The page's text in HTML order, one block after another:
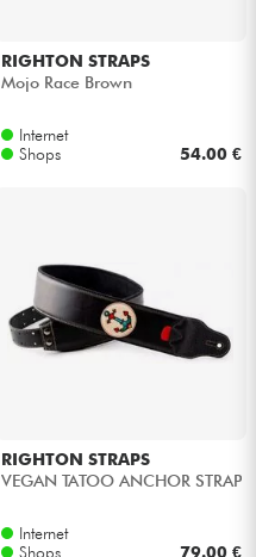
RIGHTON STRAPS
Mojo Race Brown
Internet
Shops
54.00 €
RIGHTON STRAPS
VEGAN TATOO ANCHOR STRAP
Internet
Shops
79.00 €